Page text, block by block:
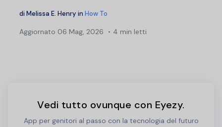
di Melissa E. Henry in How To
Aggiornato 06 Mag, 2026 4 min letti
Vedi tutto ovunque con Eyezy.
App per genitori al passo con la tecnologia del futuro